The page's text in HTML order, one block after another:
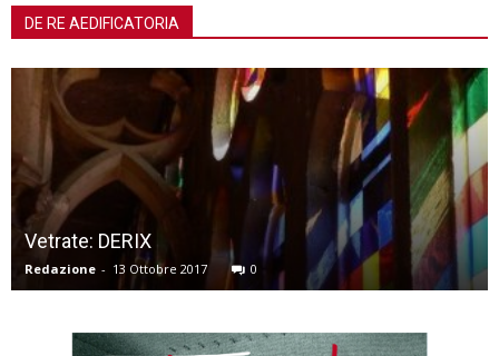
DE RE AEDIFICATORIA
Vetrate: DERIX
Redazione - 13 Ottobre 2017 0